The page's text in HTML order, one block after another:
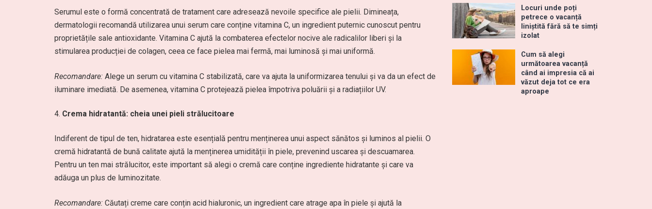
Serumul este o formă concentrată de tratament care adresează nevoile specifice ale pielii. Dimineața,
dermatologii recomandă utilizarea unui serum care conține vitamina C, un ingredient puternic cunoscut pentru
proprietățile sale antioxidante. Vitamina C ajută la combaterea efectelor nocive ale radicalilor liberi și la
stimularea producției de colagen, ceea ce face pielea mai fermă, mai luminosă și mai uniformă.
Recomandare: Alege un serum cu vitamina C stabilizată, care va ajuta la uniformizarea tenului și va da un efect de
iluminare imediată. De asemenea, vitamina C protejează pielea împotriva poluării și a radiațiilor UV.
Crema hidratantă: cheia unei pieli strălucitoare
Indiferent de tipul de ten, hidratarea este esențială pentru menținerea unui aspect sănătos și luminos al pielii. O
cremă hidratantă de bună calitate ajută la menținerea umidității în piele, prevenind uscarea și descuamarea.
Pentru un ten mai strălucitor, este important să alegi o cremă care conține ingrediente hidratante și care va
adăuga un plus de luminozitate.
Recomandare: Căutați creme care conțin acid hialuronic, un ingredient care atrage apa în piele și ajută la
Locuri unde poți
petrece o vacanță
liniștită fără să te simți
izolat
Cum să alegi
următoarea vacanță
când ai impresia că ai
văzut deja tot ce era
aproape